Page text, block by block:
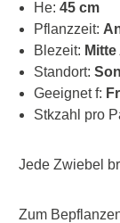
He: 45 cm
Pflanzzeit:
Blezeit:
Standort:
Geeignet f:
Stkzahl pro
Jede Zwiebel
Zum